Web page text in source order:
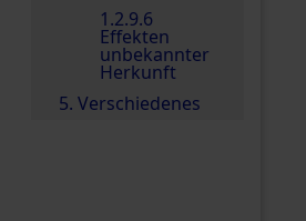
1.2.9.6
Effekten
unbekannter
Herkunft
5. Verschiedenes